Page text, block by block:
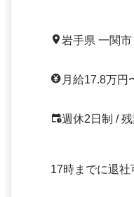
岩手県 一関
月給17.8万円
週休2日制 /
17時までに退社